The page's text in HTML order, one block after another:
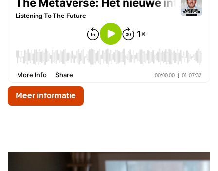
Meer informatie